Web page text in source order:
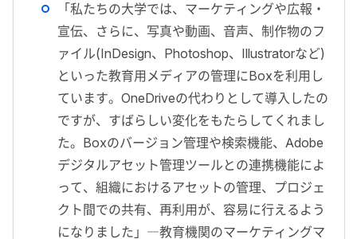
「私たちの大学では、マーケティングや広報・
宣伝、さらに、写真や動画、音声、制作物のフ
ァイル(InDesign、Photoshop、Illustratorなど)
といった教育用メディアの管理にBoxを利用し
ています。OneDriveの代わりとして導入したの
ですが、すばらしい変化をもたらしてくれまし
た。Boxのバージョン管理や検索機能、Adobe
デジタルアセット管理ツールとの連携機能によ
って、組織におけるアセットの管理、プロジェ
クト間での共有、再利用が、容易に行えるよう
になりました」―教育機関のマーケティングマ